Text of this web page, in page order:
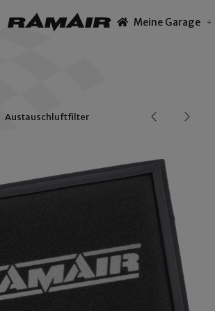
Meine Garage
Austauschluftfilter